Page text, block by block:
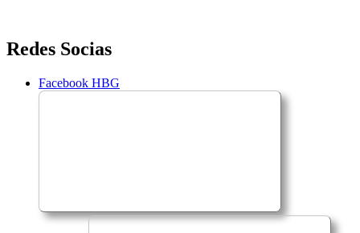
Saltar
para
conteúdo
Redes Socias
Facebook HBG